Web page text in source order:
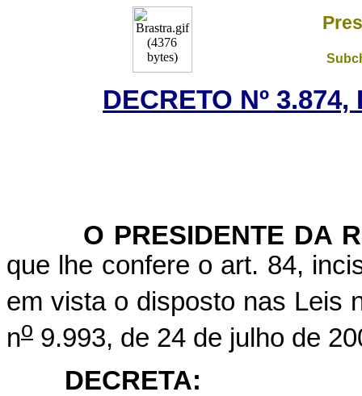
DECRETO Nº
O PRESIDENTE DA
que lhe confere o art. 84,
em vista o disposto nas Leis
no 9.993, de 24 de julho de
DECRETA: